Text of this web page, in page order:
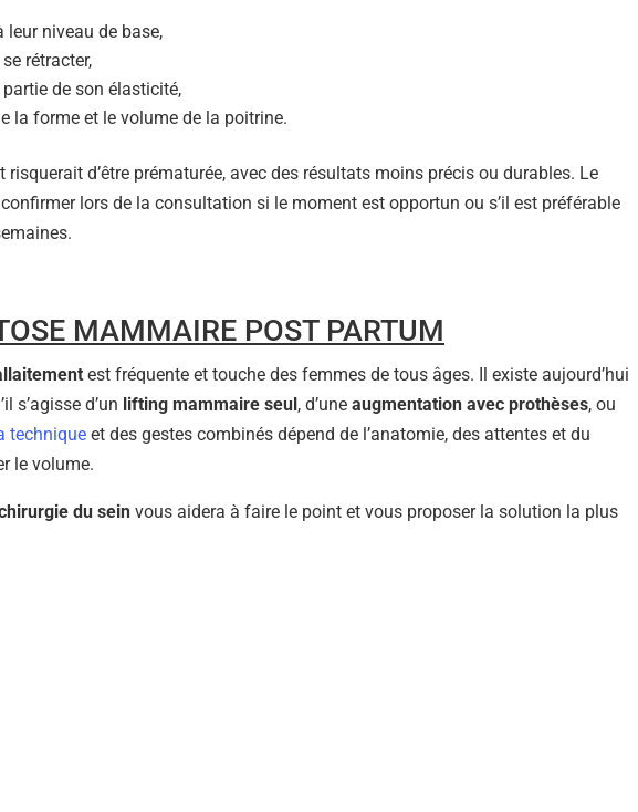
leur niveau de base,
rétracter,
de son élasticité,
la forme et le volume de la poitrine.
risquerait d’être prématurée, avec des résultats moins précis ou durables. Le
lors de la consultation si le moment est opportun ou s’il est préférable
MAMMAIRE POST PARTUM
est fréquente et touche des femmes de tous âges. Il existe aujourd’hui
s’agisse d’un lifting mammaire seul, d’une augmentation avec prothèses, ou
technique et des gestes combinés dépend de l’anatomie, des attentes et du
le volume.
du sein vous aidera à faire le point et vous proposer la solution la plus